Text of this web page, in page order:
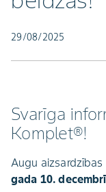
29/08/2025
Svarīga
Komplet®!
Augu
gada 10. decembrī